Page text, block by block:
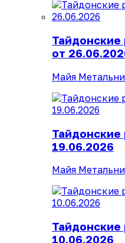
от
Майя
19.06.2026
Майя
10.06.2026